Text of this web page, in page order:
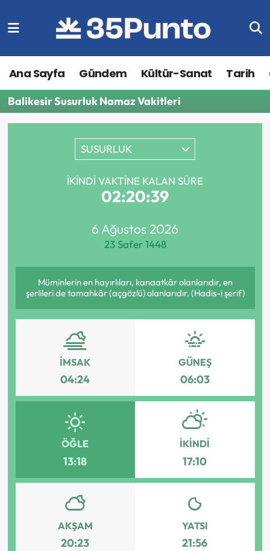
Ana Sayfa Gündem Kültür-Sanat Tarih
Balikesir Susurluk Namaz Vakitleri
SUSURLUK
İKINDI VAKTINE KALAN SÜRE
02:20:39
6 Ağustos 2026
23 Safer 1448
Müminlerin en hayırlıları, kanaatkâr olanlarıdır, en
şerlileri de tamahkâr (açgözlü) olanlarıdır. (Hadis-i şerif)
İMSAK
04:24
GÜNEŞ
06:03
ÖĞLE
13:18
İKINDI
17:10
AKŞAM
20:23
YATSI
21:56